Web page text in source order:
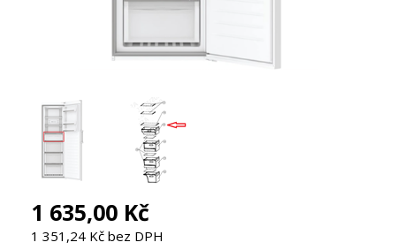
1 635,00 Kč
1 351,24 Kč bez DPH